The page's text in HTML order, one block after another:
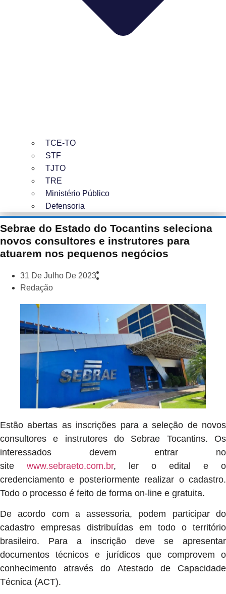
TCE-TO
STF
TJTO
TRE
Ministério Público
Defensoria
Sebrae do Estado do Tocantins seleciona
novos consultores e instrutores para
atuarem nos pequenos negócios
31 De Julho De 2023
Redação
Estão abertas as inscrições para a seleção de novos
consultores e instrutores do Sebrae Tocantins. Os
interessados devem entrar no
site www.sebraeto.com.br, ler o edital e o
credenciamento e posteriormente realizar o cadastro.
Todo o processo é feito de forma on-line e gratuita.
De acordo com a assessoria, podem participar do
cadastro empresas distribuídas em todo o território
brasileiro. Para a inscrição deve se apresentar
documentos técnicos e jurídicos que comprovem o
conhecimento através do Atestado de Capacidade
Técnica (ACT).